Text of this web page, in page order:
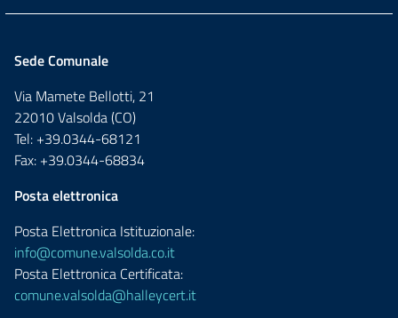
Sede Comunale
Via Mamete Bellotti, 21
22010 Valsolda (CO)
Tel: +39.0344-68121
Fax: +39.0344-68834
Posta elettronica
Posta Elettronica Istituzionale:
info@comune.valsolda.co.it
Posta Elettronica Certificata:
comune.valsolda@halleycert.it